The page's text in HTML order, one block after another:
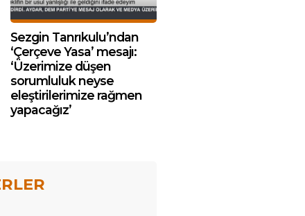
Sezgin Tanrıkulu’ndan
‘Çerçeve Yasa’ mesajı:
‘Üzerimize düşen
sorumluluk neyse
eleştirilerimize rağmen
yapacağız’